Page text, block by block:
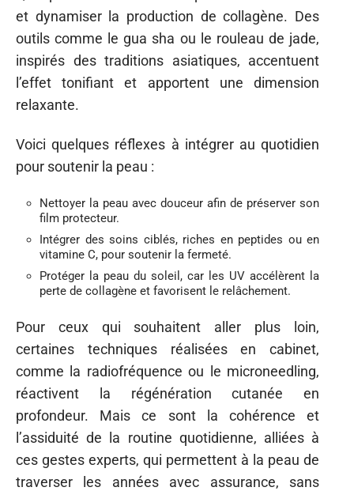
et dynamiser la production de collagène. Des
outils comme le gua sha ou le rouleau de jade,
inspirés des traditions asiatiques, accentuent
l’effet tonifiant et apportent une dimension
relaxante.
Voici quelques réflexes à intégrer au quotidien
pour soutenir la peau :
Nettoyer la peau avec douceur afin de préserver son
film protecteur.
Intégrer des soins ciblés, riches en peptides ou en
vitamine C, pour soutenir la fermeté.
Protéger la peau du soleil, car les UV accélèrent la
perte de collagène et favorisent le relâchement.
Pour ceux qui souhaitent aller plus loin,
certaines techniques réalisées en cabinet,
comme la radiofréquence ou le microneedling,
réactivent la régénération cutanée en
profondeur. Mais ce sont la cohérence et
l’assiduité de la routine quotidienne, alliées à
ces gestes experts, qui permettent à la peau de
traverser les années avec assurance, sans